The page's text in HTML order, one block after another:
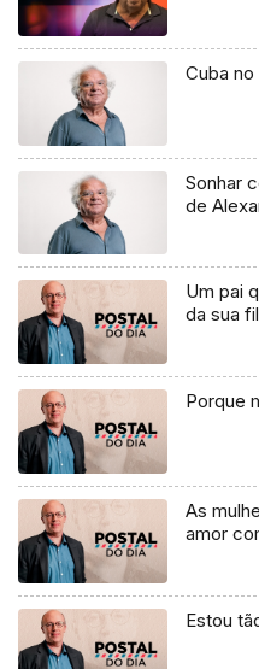
Cuba no
Sonhar
de
Um pai
da sua
Porque
As
amor
Estou